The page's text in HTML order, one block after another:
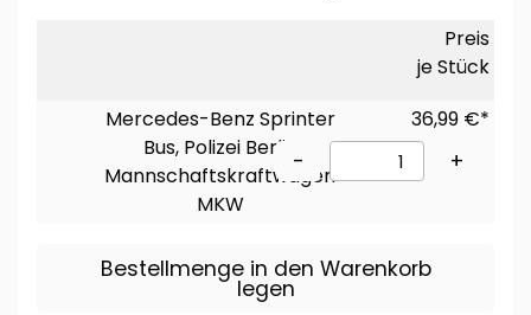
Preis
je Stück
Mercedes-Benz Sprinter
Bus, Polizei Berlin
Mannschaftskraftwagen
MKW
36,99 €*
- +
Bestellmenge in den Warenkorb
legen